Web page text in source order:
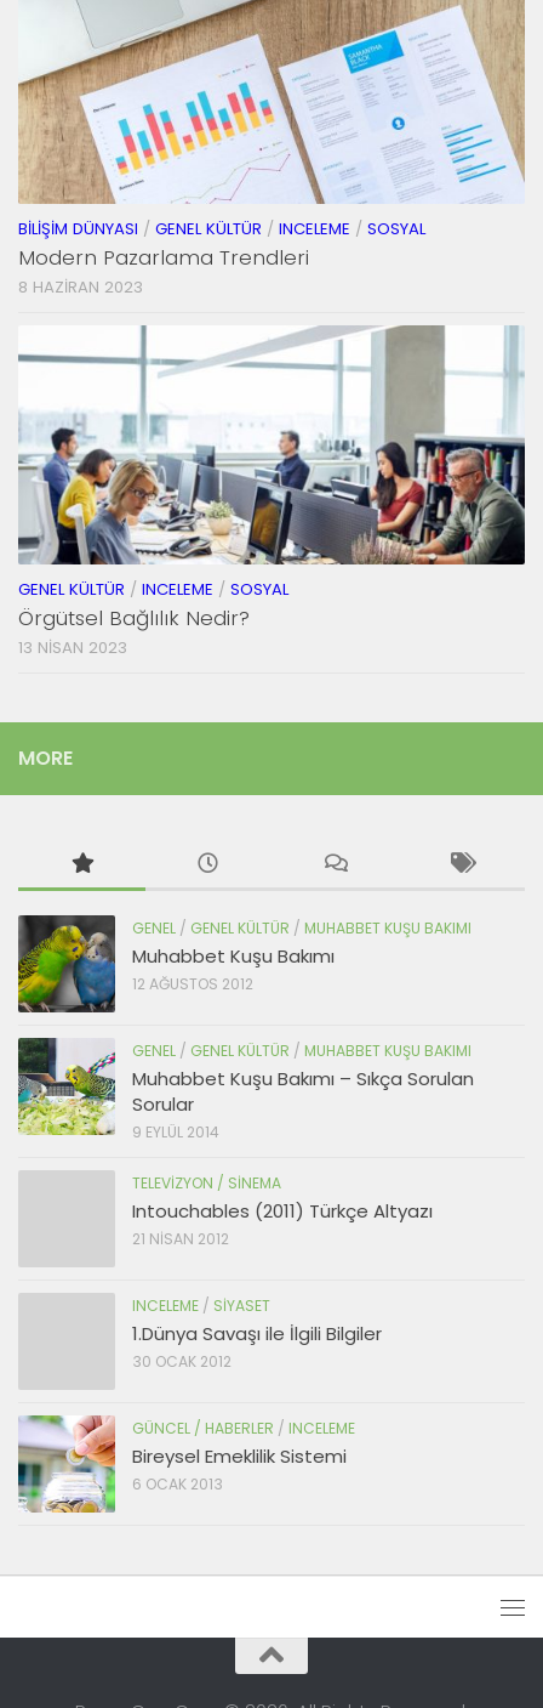
BILIŞIM DÜNYASI / GENEL KÜLTÜR / INCELEME / SOSYAL
Modern Pazarlama Trendleri
8 HAZIRAN 2023
GENEL KÜLTÜR / INCELEME / SOSYAL
Örgütsel Bağlılık Nedir?
13 NISAN 2023
MORE
GENEL / GENEL KÜLTÜR / MUHABBET KUŞU BAKIMI
Muhabbet Kuşu Bakımı
12 AĞUSTOS 2012
GENEL / GENEL KÜLTÜR / MUHABBET KUŞU BAKIMI
Muhabbet Kuşu Bakımı – Sıkça Sorulan
Sorular
9 EYLÜL 2014
TELEVIZYON / SINEMA
Intouchables (2011) Türkçe Altyazı
21 NISAN 2012
INCELEME / SIYASET
1.Dünya Savaşı ile İlgili Bilgiler
30 OCAK 2012
GÜNCEL / HABERLER / INCELEME
Bireysel Emeklilik Sistemi
6 OCAK 2013